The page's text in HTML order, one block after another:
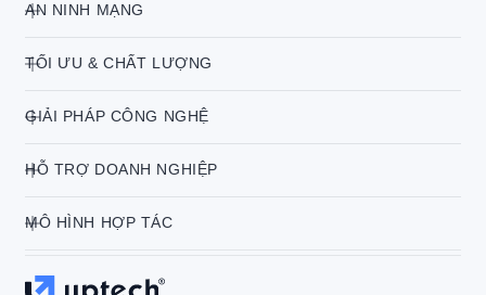
AN NINH MẠNG
TỐI ƯU & CHẤT LƯỢNG
GIẢI PHÁP CÔNG NGHỆ
HỖ TRỢ DOANH NGHIỆP
MÔ HÌNH HỢP TÁC